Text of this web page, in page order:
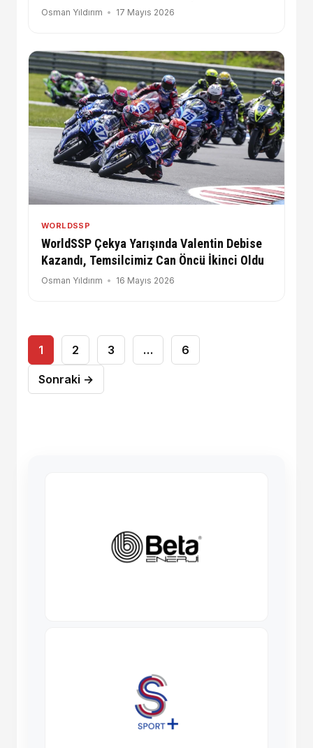
Kadar Zorladı!
Osman Yıldırım 17 Mayıs 2026
WORLDSSP
WorldSSP Çekya Yarışında Valentin Debise
Kazandı, Temsilcimiz Can Öncü İkinci Oldu
Osman Yıldırım 16 Mayıs 2026
Yazı
sayfalaması
1 2 3 … 6
Sonraki →